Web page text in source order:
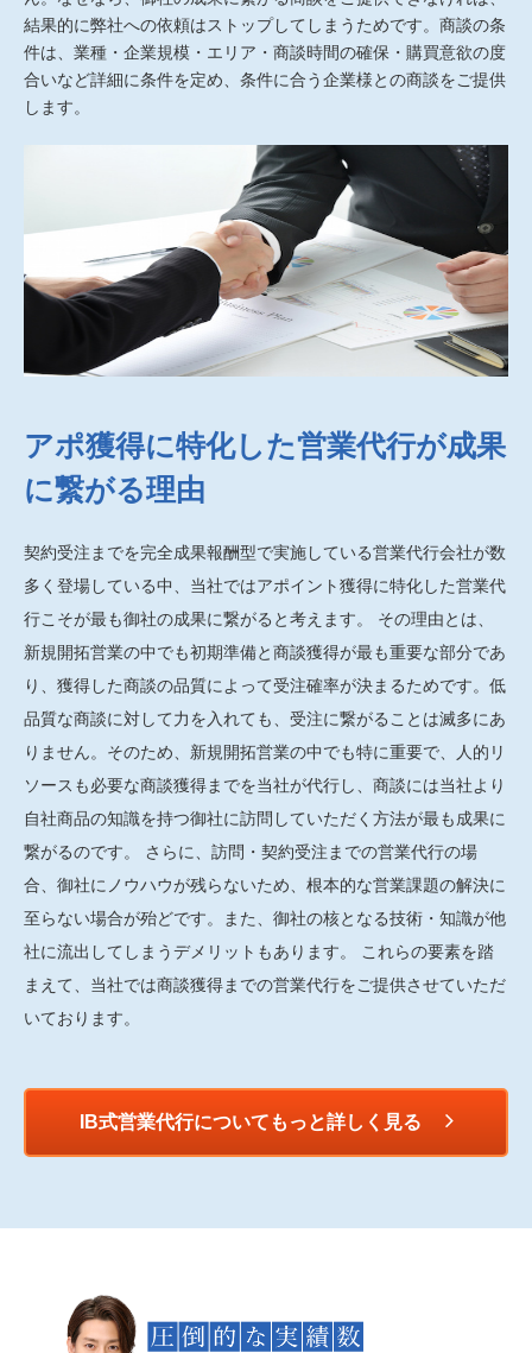
結果的に弊社への依頼はストップしてしまうためです。商談の条
件は、業種・企業規模・エリア・商談時間の確保・購買意欲の度
合いなど詳細に条件を定め、条件に合う企業様との商談をご提供
します。
アポ獲得に特化した営業代行が成果
に繋がる理由
契約受注までを完全成果報酬型で実施している営業代行会社が数
多く登場している中、当社ではアポイント獲得に特化した営業代
行こそが最も御社の成果に繋がると考えます。 その理由とは、
新規開拓営業の中でも初期準備と商談獲得が最も重要な部分であ
り、獲得した商談の品質によって受注確率が決まるためです。低
品質な商談に対して力を入れても、受注に繋がることは滅多にあ
りません。そのため、新規開拓営業の中でも特に重要で、人的リ
ソースも必要な商談獲得までを当社が代行し、商談には当社より
自社商品の知識を持つ御社に訪問していただく方法が最も成果に
繋がるのです。 さらに、訪問・契約受注までの営業代行の場
合、御社にノウハウが残らないため、根本的な営業課題の解決に
至らない場合が殆どです。また、御社の核となる技術・知識が他
社に流出してしまうデメリットもあります。 これらの要素を踏
まえて、当社では商談獲得までの営業代行をご提供させていただ
いております。
IB式営業代行についてもっと詳しく見る